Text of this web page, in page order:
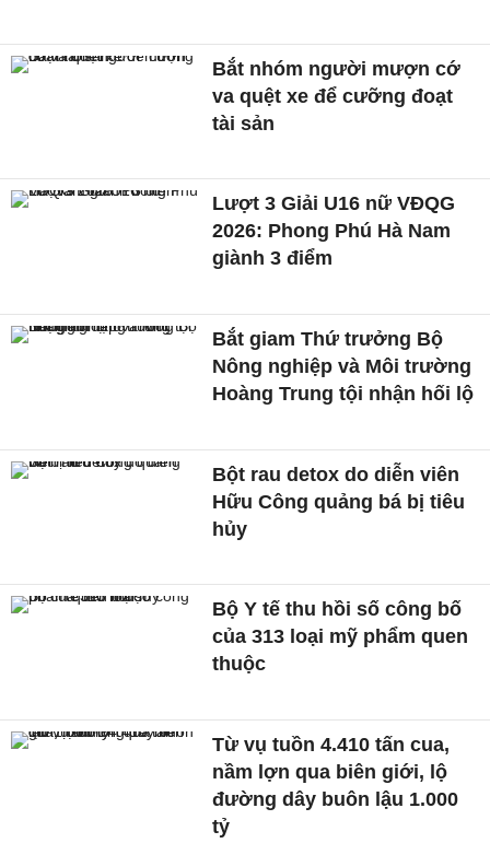
Bắt nhóm người mượn cớ
va quệt xe để cưỡng đoạt
tài sản
Lượt 3 Giải U16 nữ VĐQG
2026: Phong Phú Hà Nam
giành 3 điểm
Bắt giam Thứ trưởng Bộ
Nông nghiệp và Môi trường
Hoàng Trung tội nhận hối lộ
Bột rau detox do diễn viên
Hữu Công quảng bá bị tiêu
hủy
Bộ Y tế thu hồi số công bố
của 313 loại mỹ phẩm quen
thuộc
Từ vụ tuồn 4.410 tấn cua,
nầm lợn qua biên giới, lộ
đường dây buôn lậu 1.000
tỷ